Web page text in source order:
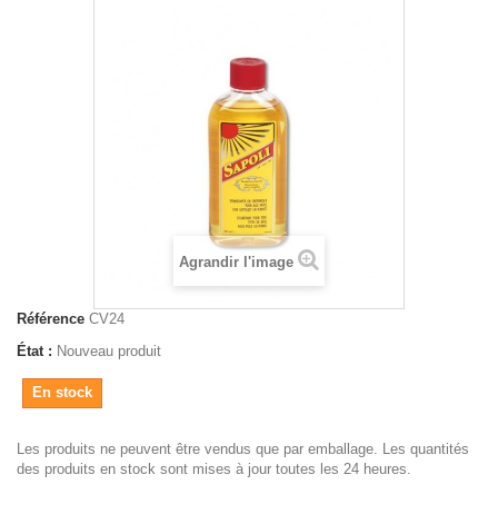
Agrandir l'image
Référence CV24
État : Nouveau produit
En stock
Les produits ne peuvent être vendus que par emballage. Les quantités
des produits en stock sont mises à jour toutes les 24 heures.